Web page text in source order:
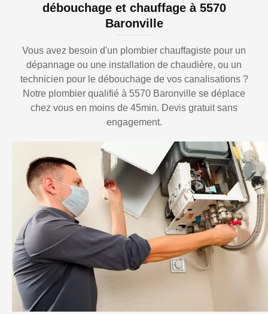
débouchage et chauffage à 5570
Baronville
Vous avez besoin d'un plombier chauffagiste pour un
dépannage ou une installation de chaudière, ou un
technicien pour le débouchage de vos canalisations ?
Notre plombier qualifié à 5570 Baronville se déplace
chez vous en moins de 45min. Devis gratuit sans
engagement.